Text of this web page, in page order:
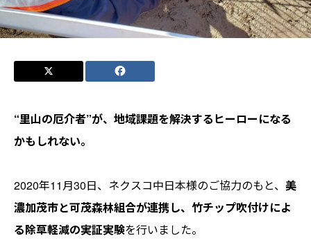
“里山の厄介者”が、地域課題を解決するヒーローになる
かもしれない。
2020年11月30日、ネクスコ中日本様のご協力のもと、 美
濃加茂市と可茂森林組合が連携し、竹チップ吹付けによ
る除草軽減の実証実験を行いました。